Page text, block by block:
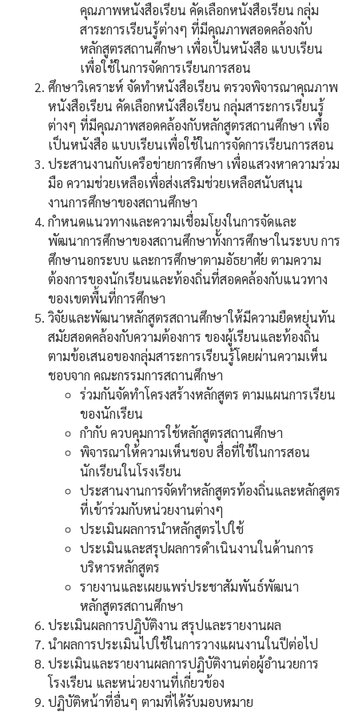
คุณภาพหนังสือเรียน คัดเลือกหนังสือเรียน กลุ่ม
สาระการเรียนรู้ต่างๆ ที่มีคุณภาพสอดคล้องกับ
หลักสูตรสถานศึกษา เพื่อเป็นหนังสือ แบบเรียน
เพื่อใช้ในการจัดการเรียนการสอน
ศึกษาวิเคราะห์ จัดทำหนังสือเรียน ตรวจพิจารณาคุณภาพ
หนังสือเรียน คัดเลือกหนังสือเรียน กลุ่มสาระการเรียนรู้
ต่างๆ ที่มีคุณภาพสอดคล้องกับหลักสูตรสถานศึกษา เพื่อ
เป็นหนังสือ แบบเรียนเพื่อใช้ในการจัดการเรียนการสอน
ประสานงานกับเครือข่ายการศึกษา เพื่อแสวงหาความร่วม
มือ ความช่วยเหลือเพื่อส่งเสริมช่วยเหลือสนับสนุน
งานการศึกษาของสถานศึกษา
กำหนดแนวทางและความเชื่อมโยงในการจัดและ
พัฒนาการศึกษาของสถานศึกษาทั้งการศึกษาในระบบ การ
ศึกษานอกระบบ และการศึกษาตามอัธยาศัย ตามความ
ต้องการของนักเรียนและท้องถิ่นที่สอดคล้องกับแนวทาง
ของเขตพื้นที่การศึกษา
วิจัยและพัฒนาหลักสูตรสถานศึกษาให้มีความยืดหยุ่นทัน
สมัยสอดคล้องกับความต้องการ ของผู้เรียนและท้องถิ่น
ตามข้อเสนอของกลุ่มสาระการเรียนรู้โดยผ่านความเห็น
ชอบจาก คณะกรรมการสถานศึกษา
ร่วมกันจัดทำโครงสร้างหลักสูตร ตามแผนการเรียน
ของนักเรียน
กำกับ ควบคุมการใช้หลักสูตรสถานศึกษา
พิจารณาให้ความเห็นชอบ สื่อที่ใช้ในการสอน
นักเรียนในโรงเรียน
ประสานงานการจัดทำหลักสูตรท้องถิ่นและหลักสูตร
ที่เข้าร่วมกับหน่วยงานต่างๆ
ประเมินผลการนำหลักสูตรไปใช้
ประเมินและสรุปผลการดำเนินงานในด้านการ
บริหารหลักสูตร
รายงานและเผยแพร่ประชาสัมพันธ์พัฒนา
หลักสูตรสถานศึกษา
ประเมินผลการปฏิบัติงาน สรุปและรายงานผล
นำผลการประเมินไปใช้ในการวางแผนงานในปีต่อไป
ประเมินและรายงานผลการปฏิบัติงานต่อผู้อำนวยการ
โรงเรียน และหน่วยงานที่เกี่ยวข้อง
ปฏิบัติหน้าที่อื่นๆ ตามที่ได้รับมอบหมาย